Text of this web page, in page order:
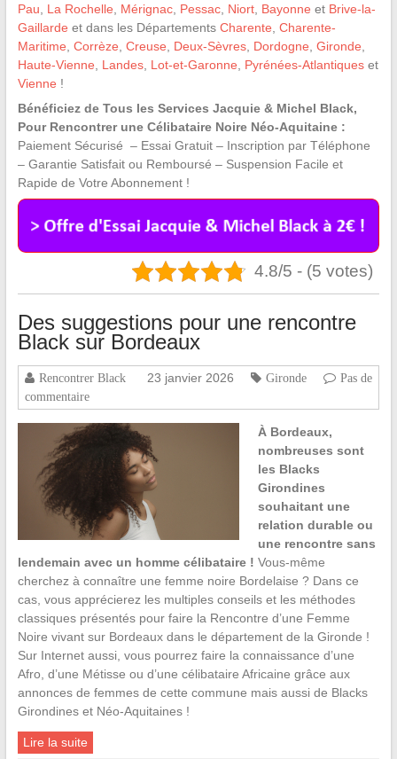
Pau
La Rochelle Mérignac, Pessac, Niort, Bayonne et Brive-la-
Gaillarde et dans les Départements Charente Charente-
Maritime Corrèze Creuse Deux-Sèvres, Dordogne Gironde
Haute-Vienne
Landes, Lot-et-Garonne Pyrénées-Atlantiqueset
Vienne !
Bénéficiez de Tous les Services Jacquie & Michel Black,
Pour Rencontrer une Célibataire Noire Néo-Aquitaine :
Paiement Sécurisé – Essai Gratuit – Inscription par Téléphone
– Garantie Satisfait ou Remboursé – Suspension Facile et
Rapide de Votre Abonnement !
4.8/5 - (5 votes)
Des suggestions pour une rencontre
Black sur Bordeaux
Rencontrer Black 23 janvier 2026 Gironde
Pas de
commentaire
À Bordeaux,
nombreuses sont
les Blacks
Girondines
souhaitant une
relation durable ou
une rencontre sans
lendemain avec un homme célibataire ! Vous-même
cherchez à connaître une femme noire Bordelaise ? Dans ce
cas, vous apprécierez les multiples conseils et les méthodes
classiques présentés pour faire la Rencontre d’une Femme
Noire vivant sur Bordeaux dans le département de la Gironde !
Sur Internet aussi, vous pourrez faire la connaissance d’une
Afro, d’une Métisse ou d’une célibataire Africaine grâce aux
annonces de femmes de cette commune mais aussi de Blacks
Girondines et Néo-Aquitaines !
Lire la suite